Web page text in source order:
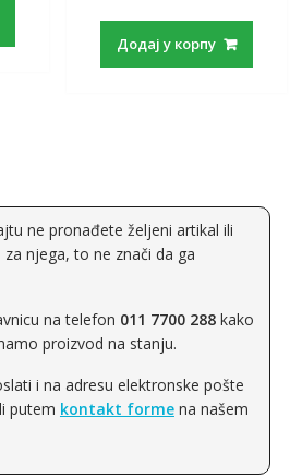
Додај у корпу
ne pronađete željeni artikal ili
njega, to ne znači da ga
na telefon 011 7700 288kako
proizvod na stanju.
i na adresu elektronske pošte
putem kontakt forme na našem